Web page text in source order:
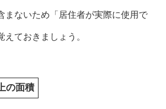
まないため「居住者が実際に使用で
えておきましょう。
の面積